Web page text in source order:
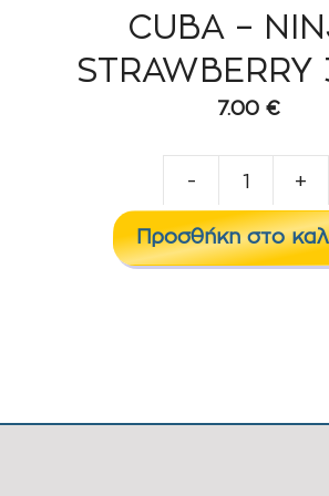
CUBA –
7.00 €
- +
Προσθήκη στο